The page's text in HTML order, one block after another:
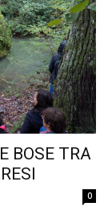
BOSE TRA
0